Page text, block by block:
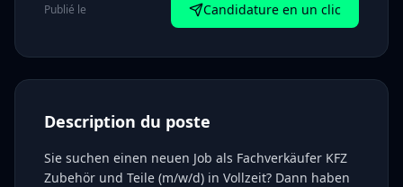
Publié le Candidature en un clic
Description du poste
Sie suchen einen neuen Job als Fachverkäufer KFZ
Zubehör und Teile (m/w/d) in Vollzeit? Dann haben